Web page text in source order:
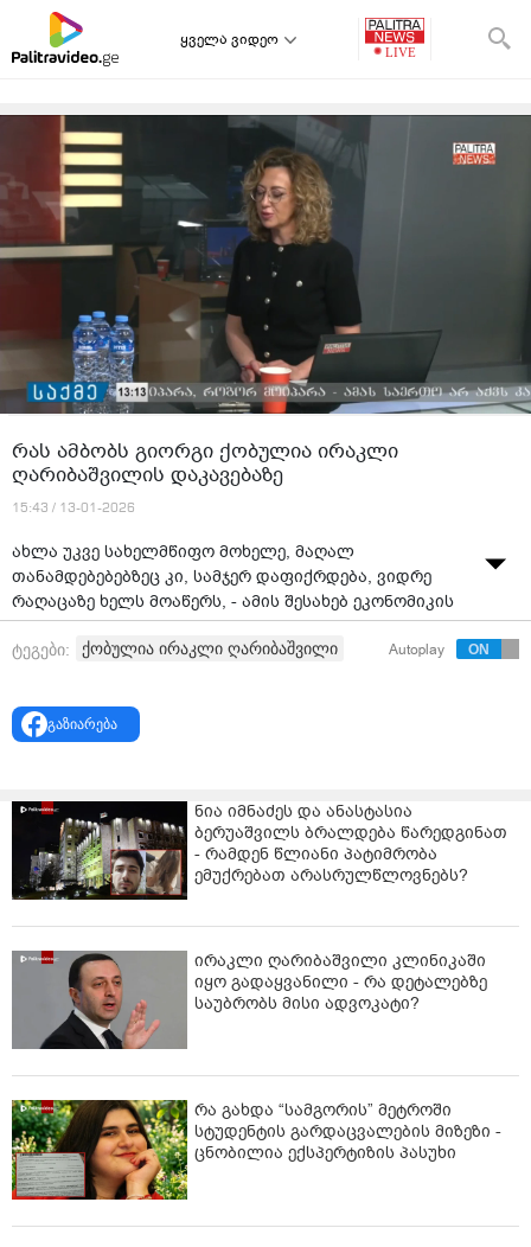
ყველა ვიდეო
რას ამბობს გიორგი ქობულია ირაკლი
ღარიბაშვილის დაკავებაზე
15:43 / 13-01-2026
ახლა უკვე სახელმწიფო მოხელე, მაღალ
თანამდებებებზეც კი, სამჯერ დაფიქრდება, ვიდრე
რაღაცაზე ხელს მოაწერს, - ამის შესახებ ეკონომიკის
ყოფილმა მინისტრმა გიორგი ქობულიამ
„პალიტრანიუსისა“ და რადიო „პალიტრას“ გადაცემაში
მინისტრის ირაკლი ღარიბაშვილის დაკავებას
გამოეხმაურა.
პრემიერ-მინისტრის დაკავება დეკლარაციის
არასწორად შევსების გამო არ მომხდარა. მისივე
თქმით, „ქართული ოცნების“ ამ გადაწყვეტილებას
მიესალმება და თვლის, რომ კორუფციასთან
ტეგები: ქობულია ირაკლი ღარიბაშვილი Autoplay
გაზიარება
ნია იმნაძეს და ანასტასია
ბერუაშვილს ბრალდება წარედგინათ
- რამდენ წლიანი პატიმრობა
ემუქრებათ არასრულწლოვნებს?
ირაკლი ღარიბაშვილი კლინიკაში
იყო გადაყვანილი - რა დეტალებზე
საუბრობს მისი ადვოკატი?
რა გახდა “სამგორის” მეტროში
სტუდენტის გარდაცვალების მიზეზი -
ცნობილია ექსპერტიზის პასუხი